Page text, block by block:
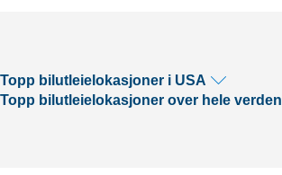
Topp bilutleielokasjoner i USA
Topp bilutleielokasjoner over hele verden